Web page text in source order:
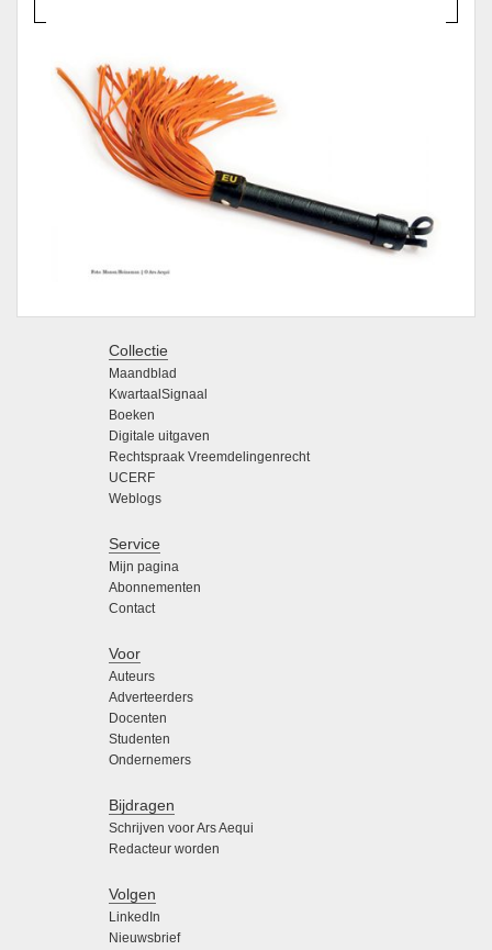
Collectie
Maandblad
KwartaalSignaal
Boeken
Digitale uitgaven
Rechtspraak Vreemdelingenrecht
UCERF
Weblogs
Service
Mijn pagina
Abonnementen
Contact
Voor
Auteurs
Adverteerders
Docenten
Studenten
Ondernemers
Bijdragen
Schrijven voor Ars Aequi
Redacteur worden
Volgen
LinkedIn
Nieuwsbrief